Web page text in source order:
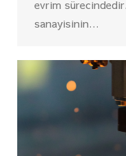
evrim
sanayisinin…